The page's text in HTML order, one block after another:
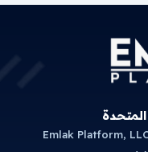
Emlak Platform,